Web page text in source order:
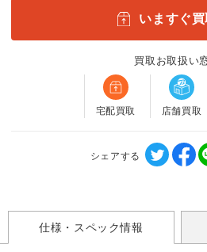
いますぐ
買取お取扱い
宅配買取 店舗買取
シェアする
仕様・スペック情報